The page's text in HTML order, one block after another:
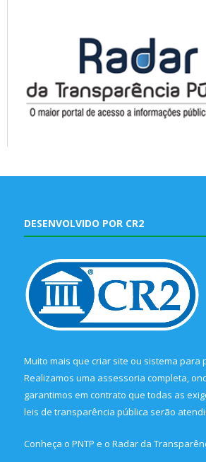
DESENVOLVIDO POR CR2
Muito mais que criar site ou sistema para
Realizamos uma assessoria completa,
garantimos em contrato que todas as
leis de transparência pública serão
Conheça o PNTP e o Radar da